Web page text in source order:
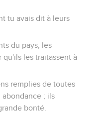
tu avais dit à leurs
du pays, les
qu'ils les traitassent à
remplies de toutes
abondance ; ils
bonté.